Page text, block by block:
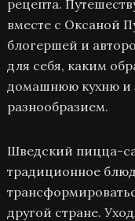
рецепта.
вместе с Оксаной
блогершей и
для себя, каким
домашнюю кухню и
разнообразием.
Шведский пицца-
традиционное
другой стране.